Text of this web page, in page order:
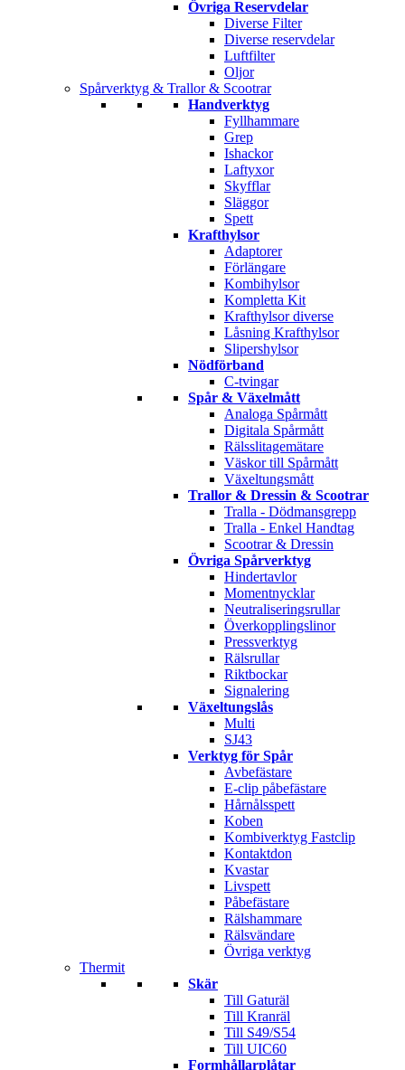
Övriga Reservdelar
Diverse Filter
Diverse reservdelar
Luftfilter
Oljor
Spårverktyg & Trallor & Scootrar
Handverktyg
Fyllhammare
Grep
Ishackor
Laftyxor
Skyfflar
Släggor
Spett
Krafthylsor
Adaptorer
Förlängare
Kombihylsor
Kompletta Kit
Krafthylsor diverse
Låsning Krafthylsor
Slipershylsor
Nödförband
C-tvingar
Spår & Växelmått
Analoga Spårmått
Digitala Spårmått
Rälsslitagemätare
Väskor till Spårmått
Växeltungsmått
Trallor & Dressin & Scootrar
Tralla - Dödmansgrepp
Tralla - Enkel Handtag
Scootrar & Dressin
Övriga Spårverktyg
Hindertavlor
Momentnycklar
Neutraliseringsrullar
Överkopplingslinor
Pressverktyg
Rälsrullar
Riktbockar
Signalering
Växeltungslås
Multi
SJ43
Verktyg för Spår
Avbefästare
E-clip påbefästare
Hårnålsspett
Koben
Kombiverktyg Fastclip
Kontaktdon
Kvastar
Livspett
Påbefästare
Rälshammare
Rälsvändare
Övriga verktyg
Thermit
Skär
Till Gaturäl
Till Kranräl
Till S49/S54
Till UIC60
Formhållarplåtar